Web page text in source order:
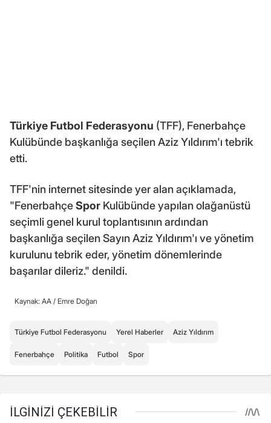
Türkiye Futbol Federasyonu (TFF), Fenerbahçe
Kulübünde başkanlığa seçilen Aziz Yıldırım'ı tebrik
etti.
TFF'nin internet sitesinde yer alan açıklamada,
"FenerbahçeSpor Kulübünde yapılan olağanüstü
seçimli genel kurul toplantısının ardından
başkanlığa seçilen Sayın Aziz Yıldırım'ı ve yönetim
kurulunu tebrik eder, yönetim dönemlerinde
başarılar dileriz." denildi.
Kaynak: AA / Emre Doğan
Türkiye Futbol Federasyonu Yerel Haberler Aziz Yıldırım
Fenerbahçe Politika Futbol Spor